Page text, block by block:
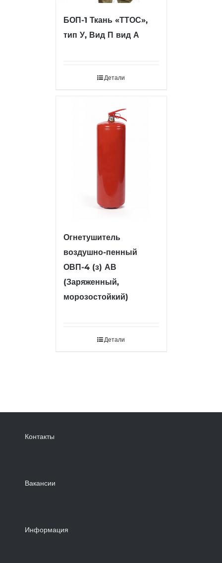
БОП-1 Ткань «ТТОС»,
тип У, Вид П вид А
Детали
Огнетушитель
воздушно-пенный
ОВП-4 (з) АВ
(Заряженный,
морозостойкий)
Детали
Контакты
Вакансии
Информация